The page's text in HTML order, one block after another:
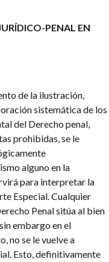
PENAL EN
de la ilustración,
sistemática de los
del Derecho penal,
prohibidas, se le
alguno en la
para interpretar la
Especial. Cualquier
Penal sitúa al bien
embargo en el
no se le vuelve a
Esto, definitivamente